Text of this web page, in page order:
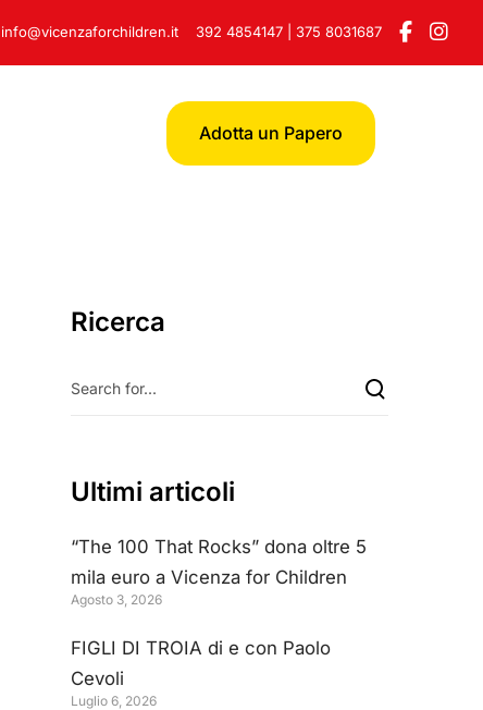
info@vicenzaforchildren.it 392 4854147 375 8031687
Adotta un Papero
Ricerca
Ultimi articoli
“The 100 That Rocks” dona oltre 5
mila euro a Vicenza for Children
Agosto 3, 2026
FIGLI DI TROIA di e con Paolo
Cevoli
Luglio 6, 2026